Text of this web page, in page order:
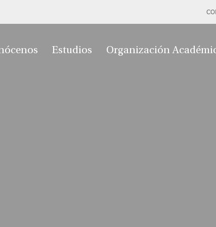
Estudios Organización